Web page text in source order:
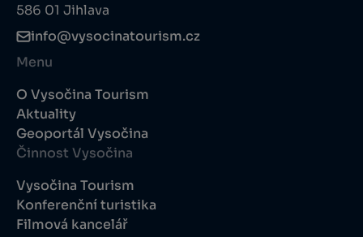
586 01 Jihlava
info@vysocinatourism.cz
Menu
O Vysočina Tourism
Aktuality
Geoportál Vysočina
Činnost Vysočina
Vysočina Tourism
Konferenční turistika
Filmová kancelář